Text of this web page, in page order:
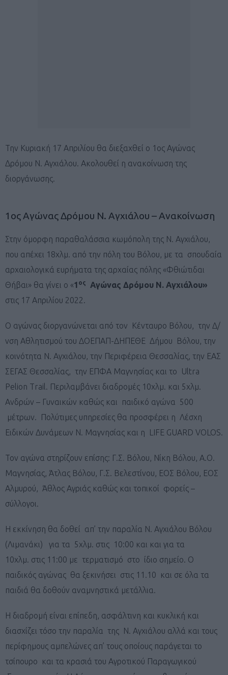
Την Κυριακή 17 Απριλίου θα διεξαχθεί ο 1ος Αγώνας
Δρόμου Ν. Αγχιάλου. Ακολουθεί η ανακοίνωση της
διοργάνωσης.
1ος Αγώνας Δρόμου Ν. Αγχιάλου – Ανακοίνωση
Στην όμορφη παραθαλάσσια κωμόπολη της Ν. Αγχιάλου,
που απέχει 18χλμ. από την πόλη του Βόλου, με τα σπουδαία
αρχαιολογικά ευρήματα της αρχαίας πόλης «Φθιώτιδαι
Θήβαι» θα γίνει ο «1 ος
Αγώνας Δρόμου Ν. Αγχιάλου»
στις 17 Απριλίου 2022.
Ο αγώνας διοργανώνεται από τον Κένταυρο Βόλου, την Δ/
νση Αθλητισμού του ΔΟΕΠΑΠ-ΔΗΠΕΘΕ Δήμου Βόλου, την
κοινότητα Ν. Αγχιάλου, την Περιφέρεια Θεσσαλίας, την ΕΑΣ
ΣΕΓΑΣ Θεσσαλίας, την ΕΠΦΑ Μαγνησίας και το Ultra
Pelion Trail. Περιλαμβάνει διαδρομές 10χλμ. και 5χλμ.
Ανδρών – Γυναικών καθώς και παιδικό αγώνα 500
μέτρων. Πολύτιμες υπηρεσίες θα προσφέρει η Λέσχη
Ειδικών Δυνάμεων Ν. Μαγνησίας και η LIFE GUARD VOLOS.
Τον αγώνα στηρίζουν επίσης: Γ.Σ. Βόλου, Νίκη Βόλου, Α.Ο.
Μαγνησίας, Άτλας Βόλου, Γ.Σ. Βελεστίνου, ΕΟΣ Βόλου, ΕΟΣ
Αλμυρού, Άθλος Αγριάς καθώς και τοπικοί φορείς –
σύλλογοι.
Η εκκίνηση θα δοθεί απ’ την παραλία Ν. Αγχιάλου Βόλου
(Λιμανάκι) για τα 5χλμ. στις 10:00 και και για τα
10χλμ. στις 11:00 με τερματισμό στο ίδιο σημείο. Ο
παιδικός αγώνας θα ξεκινήσει στις 11.10 και σε όλα τα
παιδιά θα δοθούν αναμνηστικά μετάλλια.
Η διαδρομή είναι επίπεδη, ασφάλτινη και κυκλική και
διασχίζει τόσο την παραλία της Ν. Αγχιάλου αλλά και τους
περίφημους αμπελώνες απ’ τους οποίους παράγεται το
τσίπουρο και τα κρασιά του Αγροτικού Παραγωγικού